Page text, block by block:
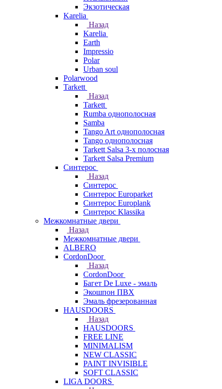
Экзотическая
Karelia
Назад
Karelia
Earth
Impressio
Polar
Urban soul
Polarwood
Tarkett
Назад
Tarkett
Rumba однополосная
Samba
Tango Art однополосная
Tango однополосная
Tarkett Salsa 3-х полосная
Tarkett Salsa Premium
Синтерос
Назад
Синтерос
Синтерос Europarket
Синтерос Europlank
Синтерос Klassika
Межкомнатные двери
Назад
Межкомнатные двери
ALBERO
CordonDoor
Назад
CordonDoor
Багет De Luxe - эмаль
Экошпон ПВХ
Эмаль фрезерованная
HAUSDOORS
Назад
HAUSDOORS
FREE LINE
MINIMALISM
NEW CLASSIC
PAINT INVISIBLE
SOFT CLASSIC
LIGA DOORS